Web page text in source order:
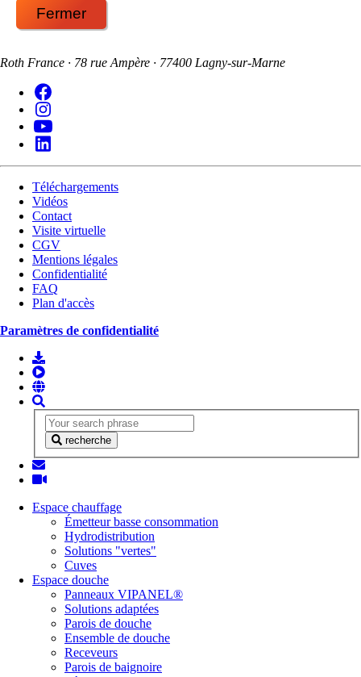
Fermer
Roth France · 78 rue Ampère · 77400 Lagny-sur-Marne
Téléchargements
Vidéos
Contact
Visite virtuelle
CGV
Mentions légales
Confidentialité
FAQ
Plan d'accès
Paramètres de confidentialité
recherche
Espace chauffage
Émetteur basse consommation
Hydrodistribution
Solutions "vertes"
Cuves
Espace douche
Panneaux VIPANEL®
Solutions adaptées
Parois de douche
Ensemble de douche
Receveurs
Parois de baignoire